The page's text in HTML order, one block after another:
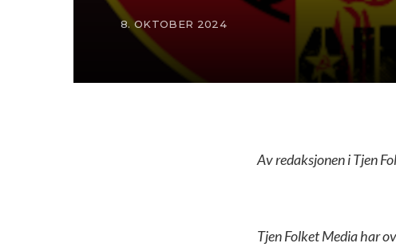
8. OKTOBER 2024
Av redaksjonen i Tjen
Tjen Folket Media har